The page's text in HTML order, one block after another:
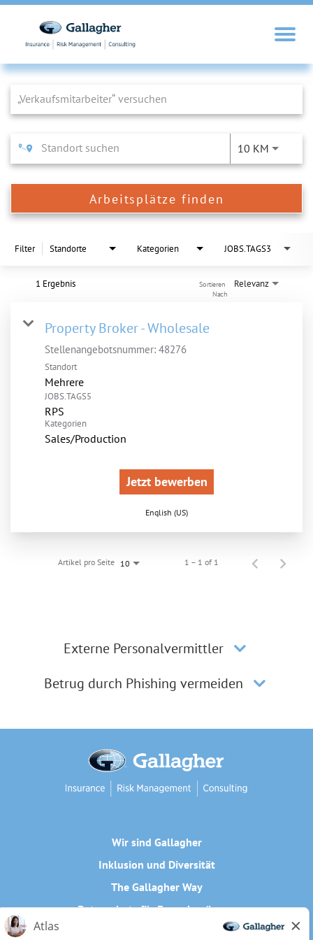
Job Search Page
10 KM
Arbeitsplätze finden
Filter Standorte Kategorien JOBS.TAGS3
1 Ergebnis Relevanz
Sortieren
Nach
Property Broker - Wholesale
Stellenangebotsnummer: 48276
Standort
Mehrere
JOBS.TAGS5
RPS
Kategorien
Sales/Production
Jetzt bewerben
English (US)
Artikel pro Seite 10 1 – 1 of 1
Externe Personalvermittler
Betrug durch Phishing vermeiden
Wir sind Gallagher
Inklusion und Diversität
The Gallagher Way
Datenschutz für Bewerber/innen